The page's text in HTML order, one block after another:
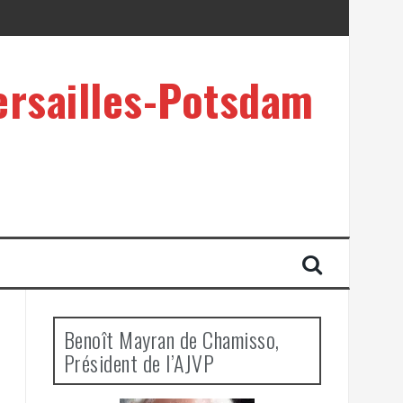
Potsdam
Benoît Mayran de Chamisso,
Président de l’AJVP